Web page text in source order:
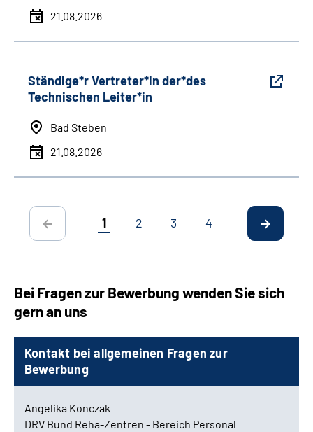
21.08.2026
Ständige*r Vertreter*in der*des
Technischen Leiter*in
Bad Steben
21.08.2026
1 2 3 4
Bei Fragen zur Bewerbung wenden Sie sich
gern an uns
Kontakt bei allgemeinen Fragen zur
Bewerbung
Angelika Konczak
DRV Bund Reha-Zentren - Bereich Personal